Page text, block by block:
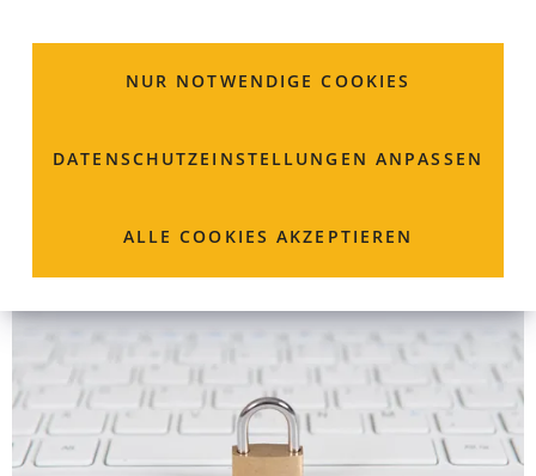
NUR NOTWENDIGE COOKIES
DATENSCHUTZ­EINSTELLUNGEN ANPASSEN
ALLE COOKIES AKZEPTIEREN
Daten passiert, wenn Sie unsere Webseite besuchen.
Sie persönlich identifiziert werden können.